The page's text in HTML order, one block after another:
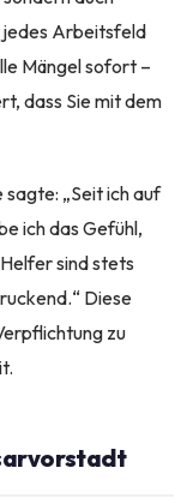
jedes Arbeitsfeld
Mängel sofort –
dass Sie mit dem
„Seit ich auf
ich das Gefühl,
sind stets
Diese
zu